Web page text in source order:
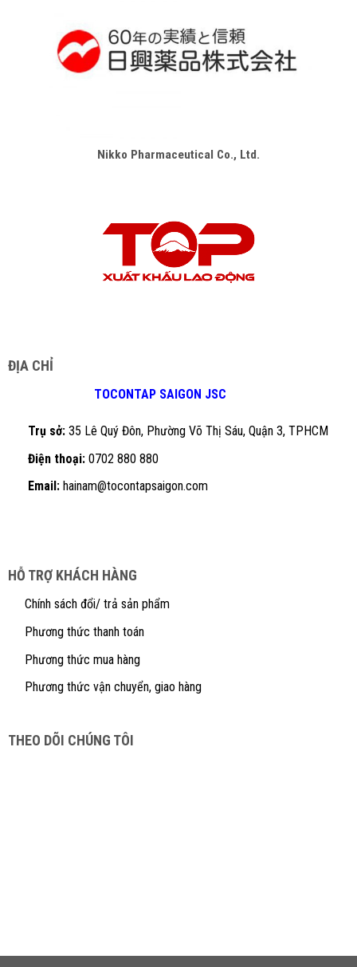
Nikko Pharmaceutical Co., Ltd.
ĐỊA CHỈ
TOCONTAP SAIGON JSC
Trụ sở: 35 Lê Quý Đôn, Phường Võ Thị Sáu, Quận 3, TPHCM
Điện thoại:0702 880 880
Email:hainam@tocontapsaigon.com
HỖ TRỢ KHÁCH HÀNG
Chính sách đổi/ trả sản phẩm
Phương thức thanh toán
Phương thức mua hàng
Phương thức vận chuyển, giao hàng
THEO DÕI CHÚNG TÔI